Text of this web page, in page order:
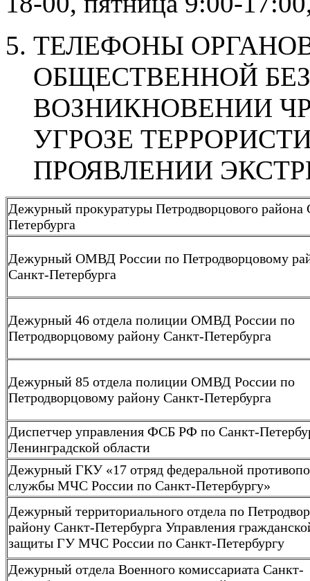
ТЕЛЕФОНЫ
ОБЩЕСТВЕННОЙ
ВОЗНИКНОВЕНИИ
УГРОЗЕ
ПРОЯВЛЕНИИ
Дежурный прокуратуры Петродворцового района
Петербурга
Дежурный ОМВД России по Петродворцовому
Санкт-Петербурга
Дежурный 46 отдела полиции ОМВД России по
Петродворцовому району Санкт-Петербурга
Дежурный 85 отдела полиции ОМВД России по
Петродворцовому району Санкт-Петербурга
Диспетчер управления ФСБ РФ по Санкт-
Ленинградской области
Дежурный ГКУ «17 отряд федеральной
службы МЧС России по Санкт-Петербургу»
Дежурный территориального отдела по
району Санкт-Петербурга Управления
защиты ГУ МЧС России по Санкт-Петербургу
Дежурный отдела Военного комиссариата Санкт-